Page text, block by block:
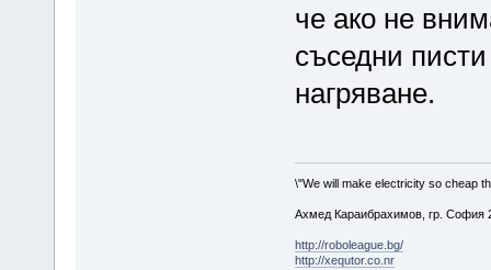
че ако не
съседни
нагряване.
\"We will make electricity so cheap
Ахмед Караибрахимов, гр. София
http://roboleague.bg/
http://xequtor.co.nr